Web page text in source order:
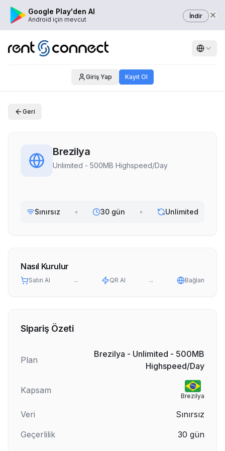
Google Play'den Al
Android için mevcut İndir
Giriş Yap Kayıt Ol
Geri
Brezilya
Unlimited - 500MB Highspeed/Day
Sınırsız • 30 gün • Unlimited
Nasıl Kurulur
Satın Al → QR Al → Bağlan
Sipariş Özeti
Plan
Brezilya - Unlimited - 500MB
Highspeed/Day
Kapsam
Brezilya
Veri
Sınırsız
Geçerlilik
30 gün